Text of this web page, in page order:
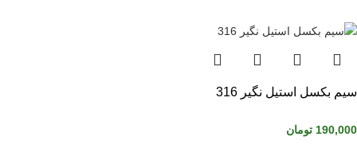
سیم بکسل استیل نگیر 316
190,000 تومان